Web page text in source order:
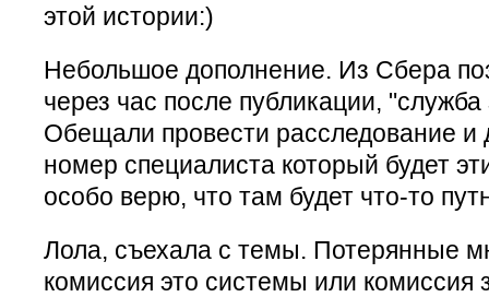
этой истории:)
Небольшое дополнение. Из Сбера
через час после публикации,
Обещали провести расследование
номер специалиста который будет
особо верю, что там будет что-то
Лола, съехала с темы. Потерянные
комиссия это системы или комиссия